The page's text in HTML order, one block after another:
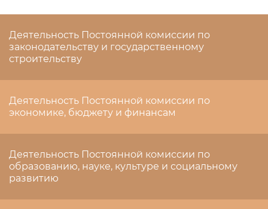
Деятельность Постоянной комиссии по
законодательству и государственному
строительству
Деятельность Постоянной комиссии по
экономике, бюджету и финансам
Деятельность Постоянной комиссии по
образованию, науке, культуре и социальному
развитию